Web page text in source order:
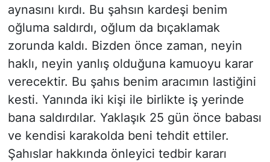
aynasını kırdı. Bu şahsın kardeşi benim
oğluma saldırdı, oğlum da bıçaklamak
zorunda kaldı. Bizden önce zaman, neyin
haklı, neyin yanlış olduğuna kamuoyu karar
verecektir. Bu şahıs benim aracımın lastiğini
kesti. Yanında iki kişi ile birlikte iş yerinde
bana saldırdılar. Yaklaşık 25 gün önce babası
ve kendisi karakolda beni tehdit ettiler.
Şahıslar hakkında önleyici tedbir kararı